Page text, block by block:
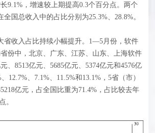
9.1%，增速较上期提高0.3个百分点。两个
国总收入中的占比分别为25.3%、28.8%。
收入占比持续小幅提升。1—5月份，软件
份中，北京、广东、江苏、山东、上海软件
、8513亿元、5685亿元、5374亿元和4576亿
12.7%、7.1%、11.5%和13.1%，5省（市）
亿元，占全国比重为71.4%，占比较去年
。